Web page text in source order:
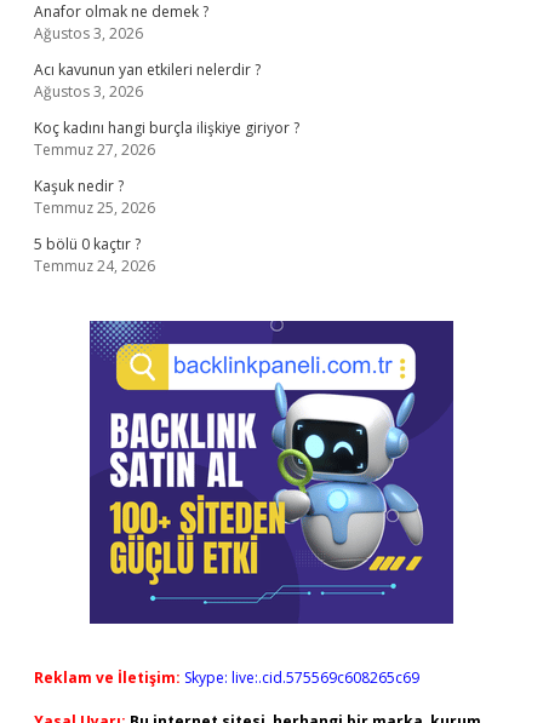
Anafor olmak ne demek ?
Ağustos 3, 2026
Acı kavunun yan etkileri nelerdir ?
Ağustos 3, 2026
Koç kadını hangi burçla ilişkiye giriyor ?
Temmuz 27, 2026
Kaşuk nedir ?
Temmuz 25, 2026
5 bölü 0 kaçtır ?
Temmuz 24, 2026
Reklam ve İletişim: Skype: live:.cid.575569c608265c69